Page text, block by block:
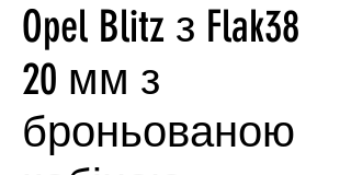
Opel Blitz з Flak38
20 мм з
броньованою